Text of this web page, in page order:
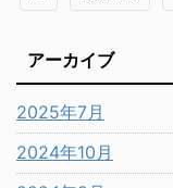
アーカイブ
2025年7月
2024年10月